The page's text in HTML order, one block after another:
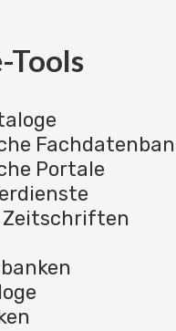
Tools
Portale
Zeitschriften